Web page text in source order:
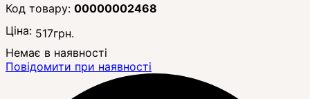
00000002468
Ціна: 517грн.
Немає в наявності
Повідомити при наявності